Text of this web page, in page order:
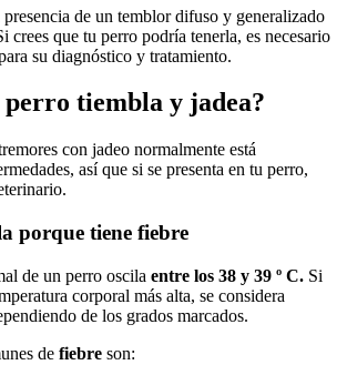
presencia de un temblor difuso y generalizado
crees que tu perro podría tenerla, es necesario
su diagnóstico y tratamiento.
tiembla y jadea?
con jadeo normalmente está
así que si se presenta en tu perro,
porque tiene fiebre
de un perro oscila entre los 38 y 39 º C. Si
corporal más alta, se considera
de los grados marcados.
de fiebre son: